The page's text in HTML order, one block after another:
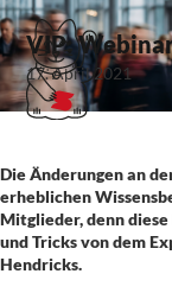
VIP:
17. April 2021
Die Änderungen an
erheblichen
Mitglieder, denn
und Tricks von dem
Hendricks.